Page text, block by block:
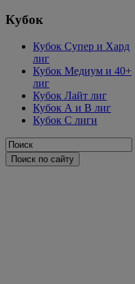
Кубок
Кубок Супер и Хард
лиг
Кубок Медиум и 40+
лиг
Кубок Лайт лиг
Кубок А и В лиг
Кубок С лиги